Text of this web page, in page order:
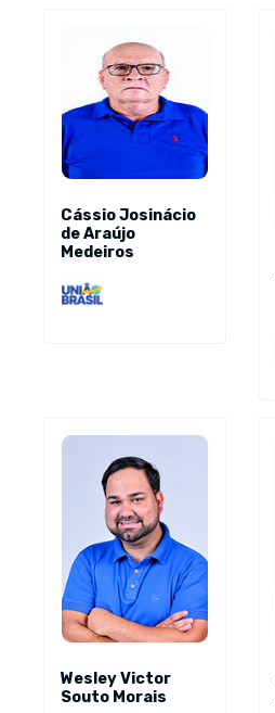
Cássio Josinácio
de Araújo
Medeiros
Wesley Victor
Souto Morais